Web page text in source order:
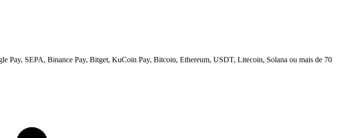
Pay, SEPA, Binance Pay, Bitget, KuCoin Pay, Bitcoin, Ethereum, USDT, Litecoin, Solana ou mais de 70